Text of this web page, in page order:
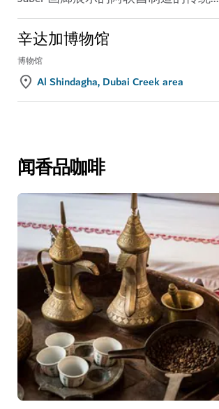
辛达加博物馆
博物馆
Al Shindagha, Dubai Creek area
闻香品咖啡